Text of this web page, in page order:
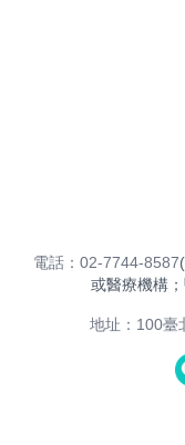
電話：02-7744-8587
或醫療機構
地址：100臺